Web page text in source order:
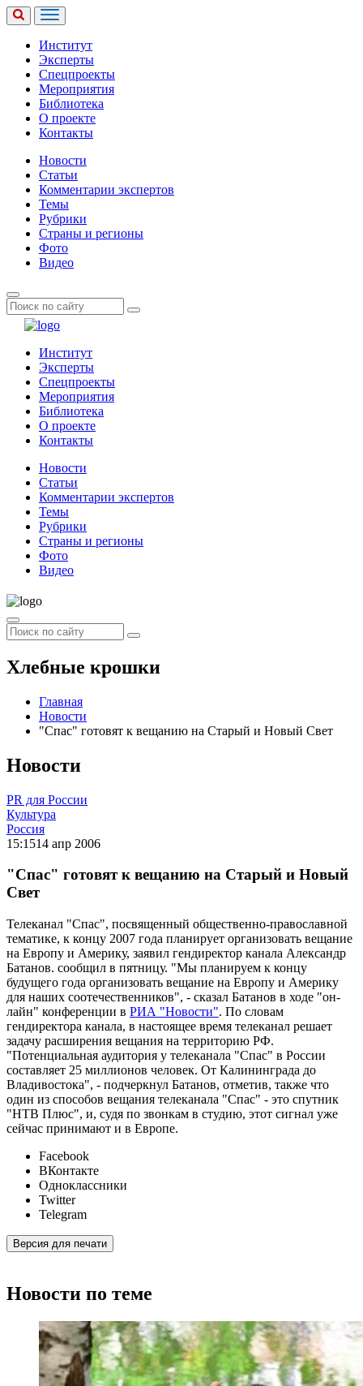
Институт
Эксперты
Спецпроекты
Мероприятия
Библиотека
О проекте
Контакты
Новости
Статьи
Комментарии экспертов
Темы
Рубрики
Страны и регионы
Фото
Видео
Институт
Эксперты
Спецпроекты
Мероприятия
Библиотека
О проекте
Контакты
Новости
Статьи
Комментарии экспертов
Темы
Рубрики
Страны и регионы
Фото
Видео
Хлебные крошки
Главная
Новости
"Спас" готовят к вещанию на Старый и Новый Свет
Новости
PR для России
Культура
Россия
15:1514 апр 2006
"Спас" готовят к вещанию на Старый и Новый
Свет
Телеканал "Спас", посвященный общественно-православной
тематике, к концу 2007 года планирует организовать вещание
на Европу и Америку, заявил гендиректор канала Александр
Батанов. сообщил в пятницу. "Мы планируем к концу
будущего года организовать вещание на Европу и Америку
для наших соотечественников", - сказал Батанов в ходе "он-
лайн" конференции в РИА "Новости". По словам
гендиректора канала, в настоящее время телеканал решает
задачу расширения вещания на территорию РФ.
"Потенциальная аудитория у телеканала "Спас" в России
составляет 25 миллионов человек. От Калининграда до
Владивостока", - подчеркнул Батанов, отметив, также что
один из способов вещания телеканала "Спас" - это спутник
"НТВ Плюс", и, судя по звонкам в студию, этот сигнал уже
сейчас принимают и в Европе.
Facebook
ВКонтакте
Одноклассники
Twitter
Telegram
Версия для печати
Новости по теме